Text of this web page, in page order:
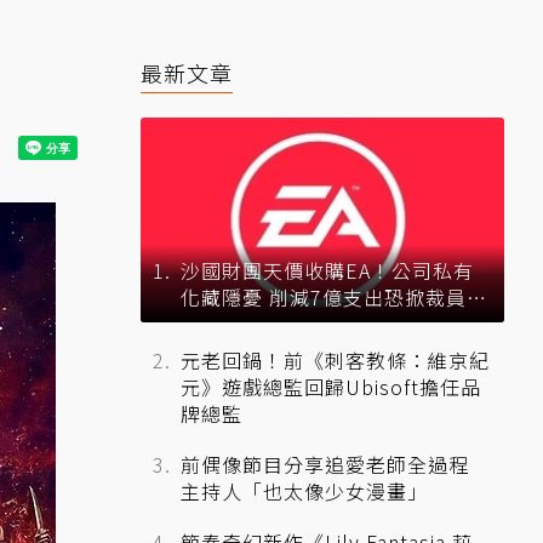
最新文章
沙國財團天價收購EA！公司私有
化藏隱憂 削減7億支出恐掀裁員風
暴？
元老回鍋！前《刺客教條：維京紀
元》遊戲總監回歸Ubisoft擔任品
牌總監
前偶像節目分享追愛老師全過程
主持人「也太像少女漫畫」